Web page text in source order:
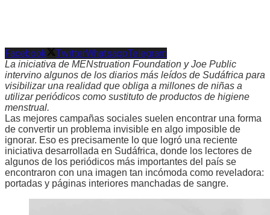
Facebook TwitterWhatsappTelegram
La iniciativa de MENstruation Foundation y Joe Public
intervino algunos de los diarios más leídos de Sudáfrica para
visibilizar una realidad que obliga a millones de niñas a
utilizar periódicos como sustituto de productos de higiene
menstrual.
Las mejores campañas sociales suelen encontrar una forma
de convertir un problema invisible en algo imposible de
ignorar. Eso es precisamente lo que logró una reciente
iniciativa desarrollada en Sudáfrica, donde los lectores de
algunos de los periódicos más importantes del país se
encontraron con una imagen tan incómoda como reveladora:
portadas y páginas interiores manchadas de sangre.